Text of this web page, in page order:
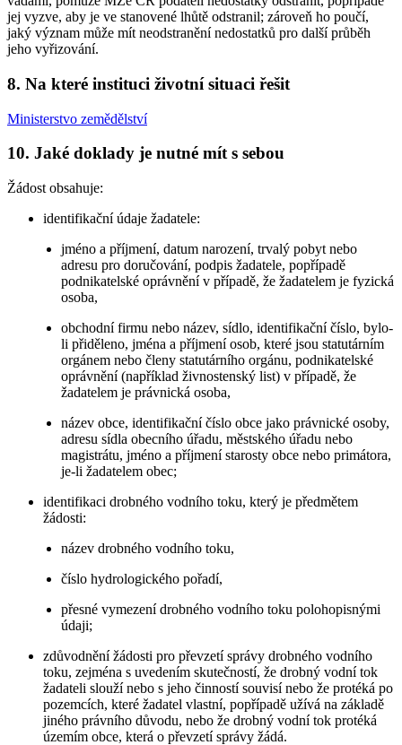
jej vyzve, aby je ve stanovené lhůtě odstranil; zároveň ho poučí,
jaký význam může mít neodstranění nedostatků pro další průběh
jeho vyřizování.
8. Na které instituci životní situaci řešit
Ministerstvo zemědělství
10. Jaké doklady je nutné mít s sebou
Žádost obsahuje:
identifikační údaje žadatele:
jméno a příjmení, datum narození, trvalý pobyt nebo
adresu pro doručování, podpis žadatele, popřípadě
podnikatelské oprávnění v případě, že žadatelem je fyzická
osoba,
obchodní firmu nebo název, sídlo, identifikační číslo, bylo-
li přiděleno, jména a příjmení osob, které jsou statutárním
orgánem nebo členy statutárního orgánu, podnikatelské
oprávnění (například živnostenský list) v případě, že
žadatelem je právnická osoba,
název obce, identifikační číslo obce jako právnické osoby,
adresu sídla obecního úřadu, městského úřadu nebo
magistrátu, jméno a příjmení starosty obce nebo primátora,
je-li žadatelem obec;
identifikaci drobného vodního toku, který je předmětem
žádosti:
název drobného vodního toku,
číslo hydrologického pořadí,
přesné vymezení drobného vodního toku polohopisnými
údaji;
zdůvodnění žádosti pro převzetí správy drobného vodního
toku, zejména s uvedením skutečností, že drobný vodní tok
žadateli slouží nebo s jeho činností souvisí nebo že protéká po
pozemcích, které žadatel vlastní, popřípadě užívá na základě
jiného právního důvodu, nebo že drobný vodní tok protéká
územím obce, která o převzetí správy žádá.